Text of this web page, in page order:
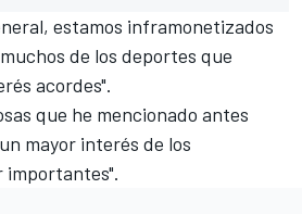
estamos inframonetizados
de los deportes que
acordes".
que he mencionado antes
mayor interés de los
importantes".